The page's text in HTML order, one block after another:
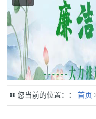
您当前的位置：： 首页